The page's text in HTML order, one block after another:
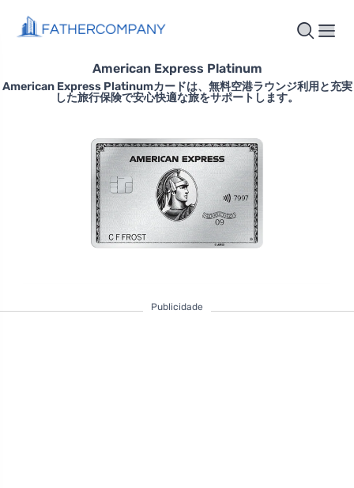
American Express Platinum
American Express Platinumカードは、無料空港ラウンジ利用と充実
した旅行保険で安心快適な旅をサポートします。
Publicidade